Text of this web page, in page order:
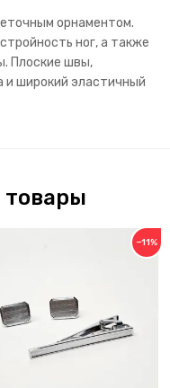
орнаментом.
ног, а также
Плоские швы,
и широкий эластичный
−11%